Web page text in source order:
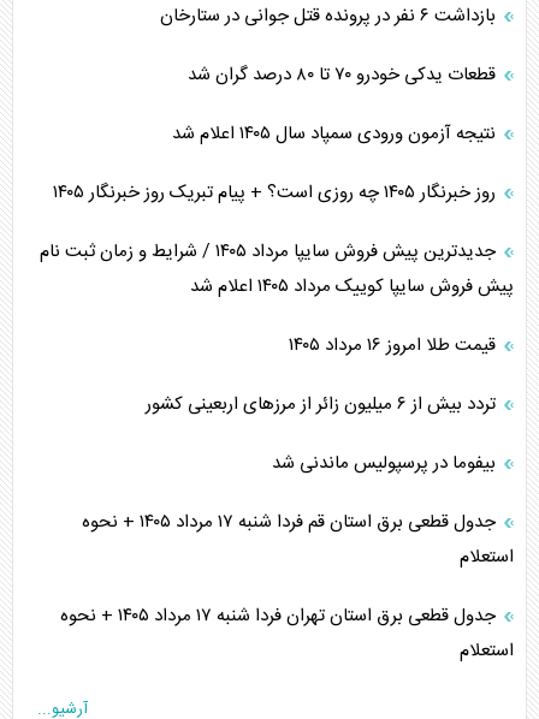
بازداشت ۶ نفر در پرونده قتل جوانی در ستارخان
قطعات یدکی خودرو ۷۰ تا ۸۰ درصد گران شد
نتیجه آزمون ورودی سمپاد سال ۱۴۰۵ اعلام شد
روز خبرنگار ۱۴۰۵ چه روزی است؟ + پیام تبریک روز خبرنگار ۱۴۰۵
جدیدترین پیش فروش سایپا مرداد ۱۴۰۵ / شرایط و زمان ثبت نام
پیش فروش سایپا کوییک مرداد ۱۴۰۵ اعلام شد
قیمت طلا امروز ۱۶ مرداد ۱۴۰۵
تردد بیش از ۶ میلیون زائر از مرزهای اربعینی کشور
بیفوما در پرسپولیس ماندنی شد
جدول قطعی برق استان قم فردا شنبه ۱۷ مرداد ۱۴۰۵ + نحوه
استعلام
جدول قطعی برق استان تهران فردا شنبه ۱۷ مرداد ۱۴۰۵ + نحوه
استعلام
آرشیو...